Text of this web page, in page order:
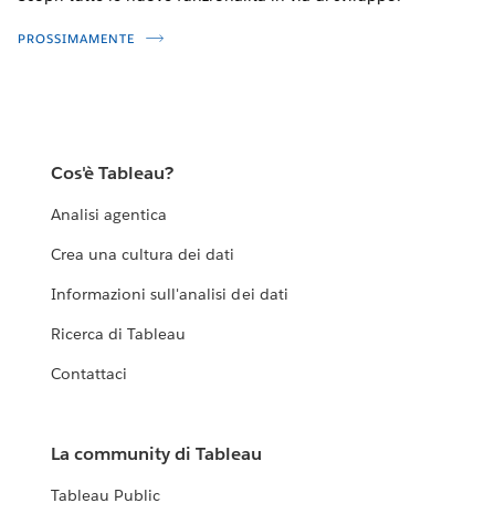
PROSSIMAMENTE
Cos'è Tableau?
Analisi agentica
Crea una cultura dei dati
Informazioni sull'analisi dei dati
Ricerca di Tableau
Contattaci
La community di Tableau
Tableau Public